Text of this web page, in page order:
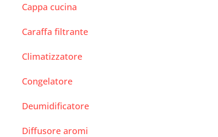
Cappa cucina
Caraffa filtrante
Climatizzatore
Congelatore
Deumidificatore
Diffusore aromi